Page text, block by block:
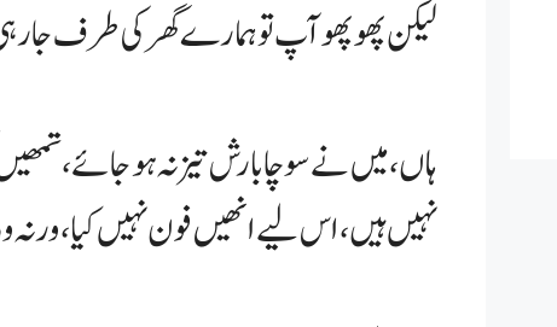
لیکن پھوپھو آپ تو ہمارے گھر کی طرف جا
ہاں، میں نے سوچا بارش تیز نہ ہو جائے،
نہیں ہیں، اس لیے انھیں فون نہیں کیا،